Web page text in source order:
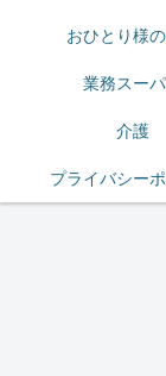
おひとり様
業務スー
介護
プライバシー